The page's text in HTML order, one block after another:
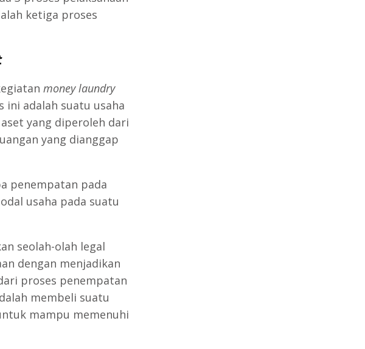
ketiga proses
money laundry
adalah suatu usaha
yang diperoleh dari
yang dianggap
penempatan pada
usaha pada suatu
seolah-olah legal
dengan menjadikan
proses penempatan
membeli suatu
mampu memenuhi